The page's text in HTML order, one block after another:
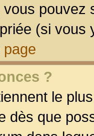
pouvez
(si vous
page
?
le
dès que